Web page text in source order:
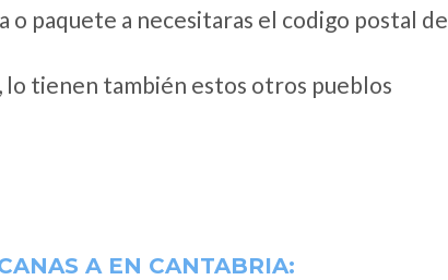
o paquete a necesitaras el codigo postal de
lo tienen también estos otros pueblos
A EN CANTABRIA: